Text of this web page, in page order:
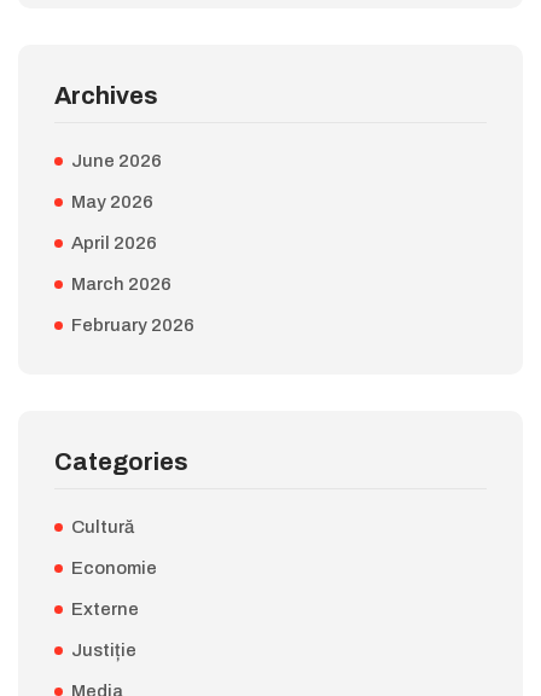
Archives
June 2026
May 2026
April 2026
March 2026
February 2026
Categories
Cultură
Economie
Externe
Justiție
Media